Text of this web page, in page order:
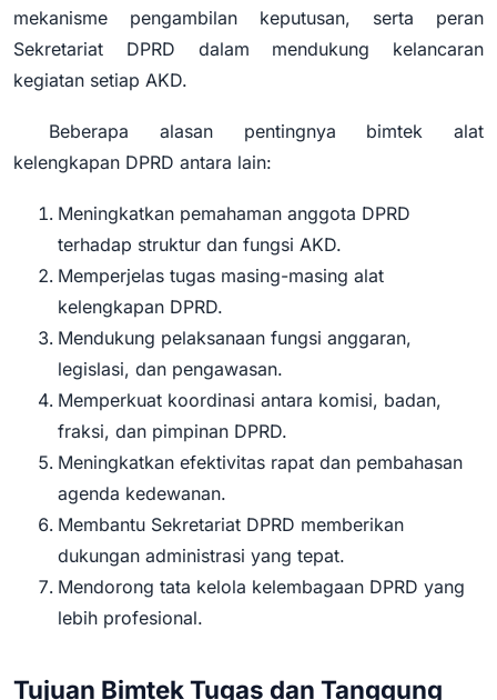
mekanisme pengambilan keputusan, serta peran
Sekretariat DPRD dalam mendukung kelancaran
kegiatan setiap AKD.
Beberapa alasan pentingnya bimtek alat
kelengkapan DPRD antara lain:
Meningkatkan pemahaman anggota DPRD
terhadap struktur dan fungsi AKD.
Memperjelas tugas masing-masing alat
kelengkapan DPRD.
Mendukung pelaksanaan fungsi anggaran,
legislasi, dan pengawasan.
Memperkuat koordinasi antara komisi, badan,
fraksi, dan pimpinan DPRD.
Meningkatkan efektivitas rapat dan pembahasan
agenda kedewanan.
Membantu Sekretariat DPRD memberikan
dukungan administrasi yang tepat.
Mendorong tata kelola kelembagaan DPRD yang
lebih profesional.
Tujuan Bimtek Tugas dan Tanggung